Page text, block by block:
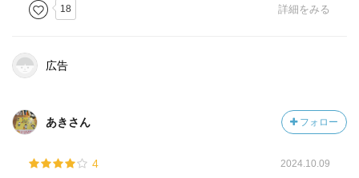
18 詳細をみる
広告
あきさん フォロー
4 2024.10.09